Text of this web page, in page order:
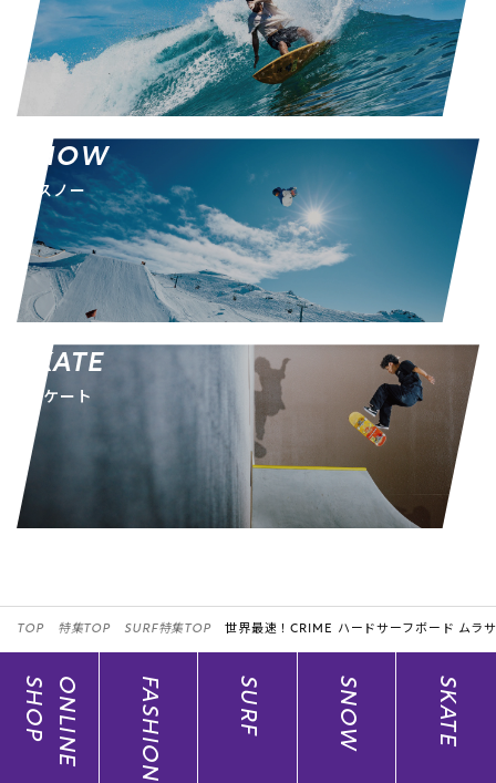
SNOW
スノー
SKATE
スケート
TOP 特集TOP SURF特集TOP 世界最速！CRIME ハードサーフボード ムラ
ONLINE
SHOP FASHION SURF SNOW SKATE